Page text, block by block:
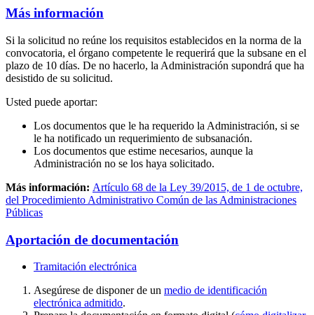
Más información
Si la solicitud no reúne los requisitos establecidos en la norma de la
convocatoria, el órgano competente le requerirá que la subsane en el
plazo de 10 días. De no hacerlo, la Administración supondrá que ha
desistido de su solicitud.
Usted puede aportar:
Los documentos que le ha requerido la Administración, si se
le ha notificado un requerimiento de subsanación.
Los documentos que estime necesarios, aunque la
Administración no se los haya solicitado.
Más información: Artículo 68 de la Ley 39/2015, de 1 de octubre,
del Procedimiento Administrativo Común de las Administraciones
Públicas
Aportación de documentación
Tramitación electrónica
Asegúrese de disponer de un medio de identificación
electrónica admitido.